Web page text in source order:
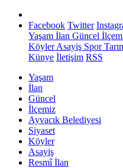
Facebook Twitter
Yaşam İlan Güncel
KöylerAsayiş Spor
Künye İletişim RSS
Yaşam
İlan
Güncel
İlçemiz
Ayvacık Belediyesi
Siyaset
Köyler
Asayiş
Resmî İlan